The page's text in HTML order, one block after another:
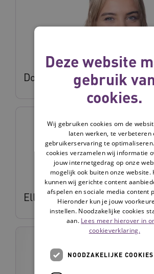
Dorien Vonhof
Ellen Melis
Deze website
gebruik
cookies.
Wij gebruiken cookies om de
laten werken, te verbeteren
gebruikerservaring te
cookies verzamelen wij informatie
jouw internetgedrag op onze
mogelijk ook buiten onze website.
kunnen wij gerichte content
afspelen en sociale media content
Hieronder kun je jouw
instellen. Noodzakelijke cookies
aan. Lees meer hierover in
cookieverklaring.
NOODZAKELIJKE COOKIES